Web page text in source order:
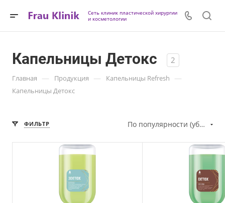
Сеть клиник пластической хирургии
и косметологии
Капельницы Детокс 2
Главная — Продукция — Капельницы Refresh —
Капельницы Детокс
ФИЛЬТР По популярности (убывание)